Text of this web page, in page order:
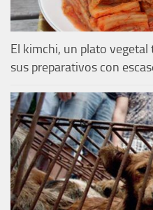
El kimchi, un plato
sus preparativos con